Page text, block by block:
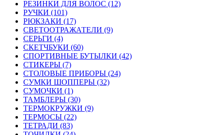
РЕЗИНКИ ДЛЯ ВОЛОС (12)
РУЧКИ (101)
РЮКЗАКИ (17)
СВЕТООТРАЖАТЕЛИ (9)
СЕРЬГИ (4)
СКЕТЧБУКИ (60)
СПОРТИВНЫЕ БУТЫЛКИ (42)
СТИКЕРЫ (7)
СТОЛОВЫЕ ПРИБОРЫ (24)
СУМКИ ШОППЕРЫ (32)
СУМОЧКИ (1)
ТАМБЛЕРЫ (30)
ТЕРМОКРУЖКИ (9)
ТЕРМОСЫ (22)
ТЕТРАДИ (83)